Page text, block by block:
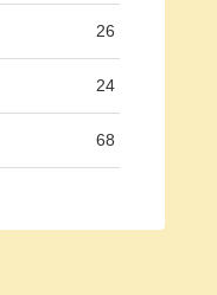
26
24
68